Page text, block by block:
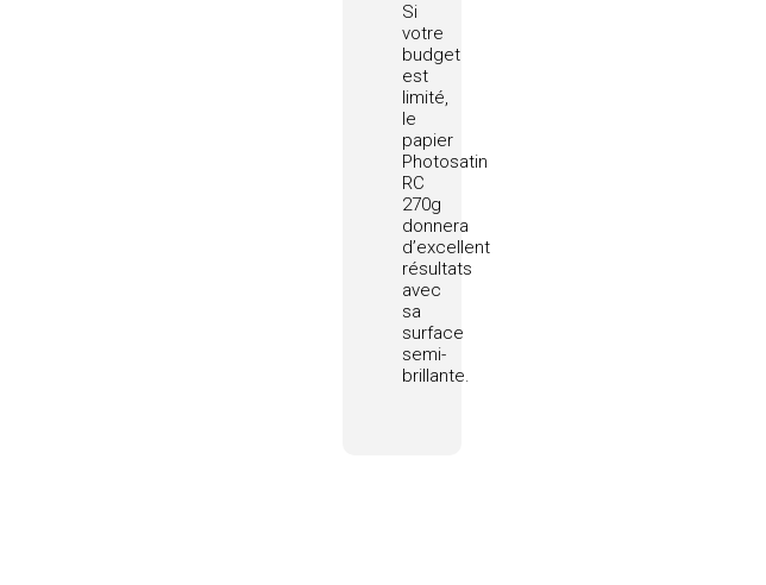
Si
votre
budget
est
limité,
le
papier
Photosatin
RC
270g
donnera
d’excellent
résultats
avec
sa
surface
semi-
brillante.